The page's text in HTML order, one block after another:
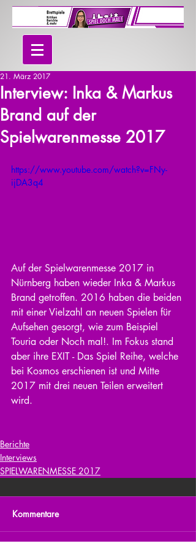
Interview: Inka & Markus
Brand auf der
Spielwarenmesse 2017
21. März 2017
https://www.youtube.com/watch?v=FNy-
ijDA3q4
Auf der Spielwarenmesse 2017 in
Nürnberg haben wieder Inka & Markus
Brand getroffen. 2016 haben die beiden
mit einer Vielzahl an neuen Spielen für
Aufsehen gesorgt, wie zum Beispiel
Touria oder Noch mal!. Im Fokus stand
aber ihre EXIT - Das Spiel Reihe, welche
bei Kosmos erschienen ist und Mitte
2017 mit drei neuen Teilen erweitert
wird.
Berichte
Interviews
SPIELWARENMESSE 2017
Kommentare